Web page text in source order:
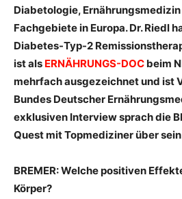
Diabetologie,
Fachgebiete in Europa. Dr. Riedl
Diabetes-Typ-2
ist als ERNÄHRUNGS-DOC beim
mehrfach ausgezeichnet und ist
Bundes Deutscher
exklusiven Interview sprach die
Quest mit Topmediziner über
BREMER: Welche positiven
Körper?